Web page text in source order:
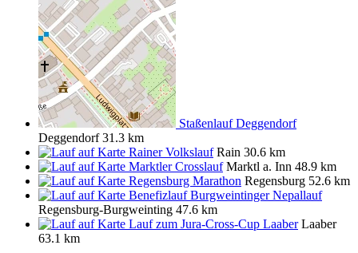
Staßenlauf Deggendorf
Deggendorf 31.3 km
Rainer Volkslauf Rain 30.6 km
Marktler Crosslauf Marktl a. Inn 48.9 km
Regensburg Marathon Regensburg 52.6 km
Benefizlauf Burgweintinger Nepallauf
Regensburg-Burgweinting 47.6 km
Lauf zum Jura-Cross-Cup Laaber Laaber
63.1 km